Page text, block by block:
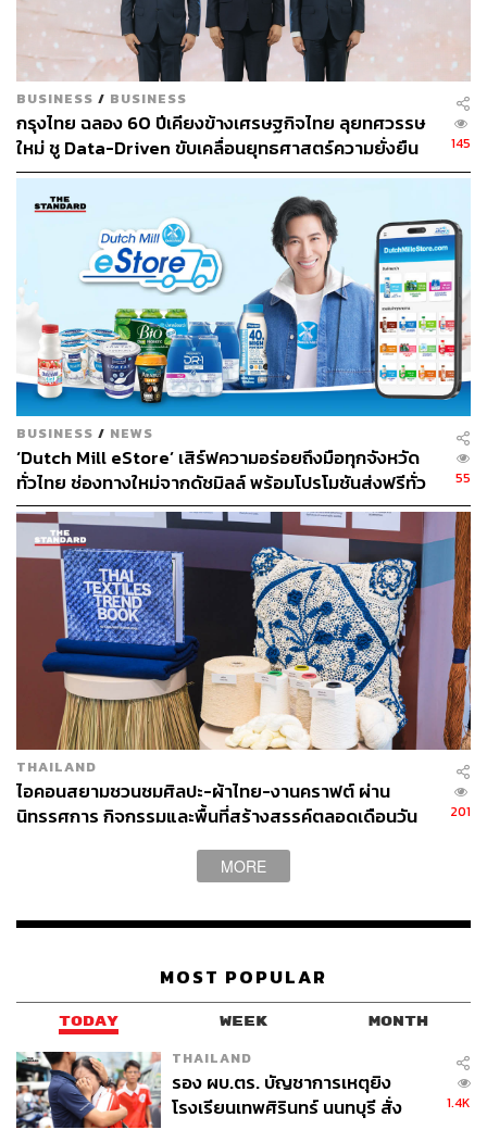
สำหรับมือใหม่หัดโอนเงินต่างประเทศ หรือคนที่เพิ่งเริ่มทำ
ธุรกิจ กลัวจะติดขัดขั้นตอนต่างๆ ระหว่างสั่งโอน สามารถดู
วิธีการโอนได้ที่https://youtu.be/97XAK4QtcCsหรือติดต่อ
พนักงานสาขา หรือกรอกข้อมูลบนเว็บไซต์ เพื่อให้ทีม
Support ติดต่อกลับพร้อมทำหน้าที่ดูแลเงินคุณจนถึงปลาย
ทางอย่างปลอดภัยเช่นกัน
Inter Wallet’ กระเป๋าเงินสกุลเงินต่างประเทศคืออะไร
สมัครอย่างไร?
เล่าง่ายๆ ‘Inter Wallet’ ก็เหมือนกระเป๋าเงินอีกใบ ที่ในนั้นมีแต่
เงินสกุลต่างประเทศที่รองรับการแลกเปลี่ยนสกุลเงินต่าง
ประเทศได้มากถึง 19 สกุลเงิน (AUD, CAD, CHF, CNY, DKK,
EUR, GBP, HKD, INR, JPY, KRW, MYR , NOK, NZD,
BUSINESS / BUSINESS
กรุงไทย ฉลอง 60 ปีเคียงข้างเศรษฐกิจไทย ลุยทศวรรษ
ใหม่ ชู Data-Driven ขับเคลื่อนยุทธศาสตร์ความยั่งยืน
145
BUSINESS / NEWS
‘Dutch Mill eStore’ เสิร์ฟความอร่อยถึงมือทุกจังหวัด
ทั่วไทย ช่องทางใหม่จากดัชมิลล์ พร้อมโปรโมชันส่งฟรีทั่ว
ประเทศ ส่งไว สั่งก่อนเที่ยง ได้ของวันถัดไป ส่งสินค้าแบบ
เย็นตรงจากโรงงาน [ADVERTORIAL]
55
THAILAND
ไอคอนสยามชวนชมศิลปะ-ผ้าไทย-งานคราฟต์ ผ่าน
นิทรรศการ กิจกรรมและพื้นที่สร้างสรรค์ตลอดเดือนวัน
201
MORE
MOST POPULAR
TODAY WEEK MONTH
THAILAND
รอง ผบ.ตร. บัญชาการเหตุยิง
โรงเรียนเทพศิรินทร์ นนทบุรี สั่ง
1.4K